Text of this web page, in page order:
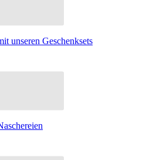
unseren Geschenksets